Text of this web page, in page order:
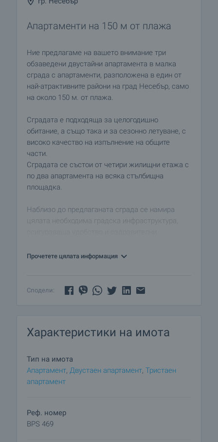
Апартаменти на 150 м от плажа
Ние предлагаме на вашето внимание три
обзаведени двустайни апартамента в малка
сграда с апартаменти, разположена в един от
най-атрактивните райони на град Несебър, само
на около 150 м. от плажа.
Сградата е подходяща за целогодишно
обитание, а също така и за сезонно летуване, с
високо качество на изпълнение на общите
части.
Сградата се състои от четири жилищни етажа с
по два апартамента на всяка стълбищна
площадка.
Наблизо до предлаганата сграда се намира
цялата необходима градска инфраструктура,
бокс, санитарно оборудване в баните и
на цена от 65 312 евро.
68 128 евро.
2 етаж, апартамент с площ 102.96 кв.м на цена
Прочетете цялата информация
Сподели:
Характеристики на имота
Тип на имота
Апартамент, Двустаен апартамент, Тристаен
апартамент
Реф. номер
BPS 469